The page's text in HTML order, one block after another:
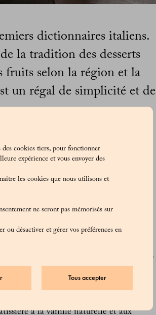
cookies tiers, pour fonctionner
expérience et vous envoyer des
les cookies que nous utilisons et
ne seront pas mémorisés sur
ou désactiver et gérer vos préférences en
Tous accepter
dictionnaires italiens.
la tradition des desserts
fruits selon la région et la
un régal de simplicité et de
de douceur italienne historique est
Libro de Arte Coquinaria de
livre de cuisine de la
des papes.
et la crostata en est un parfait
« Pourquoi bricoler une recette qui est
texture granuleuse et sa subtile saveur
sont simples : de la farine, du beurre,
ingrédients sont de la meilleure qualité
Marchesi).
fruits de haute qualité (pêches,
à la vanille naturelle et aux